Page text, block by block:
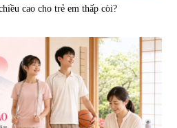
điều trị đột quỵ Biken Kinase
Gold 60 viên
0
1.570.000 đ
cao cho trẻ em thấp còi?